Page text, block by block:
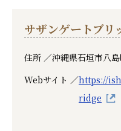
サザンゲートブリ
住所 ／沖縄県石垣市八島
Webサイト ／https://
ridge